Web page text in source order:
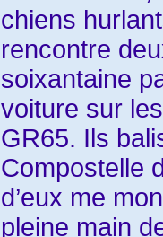
chiens
rencontre
soixantaine
voiture sur
GR65. Ils
Compostelle
d’eux me
pleine main